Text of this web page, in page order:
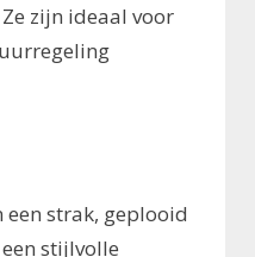
zijn ideaal voor
strak, geplooid
stijlvolle